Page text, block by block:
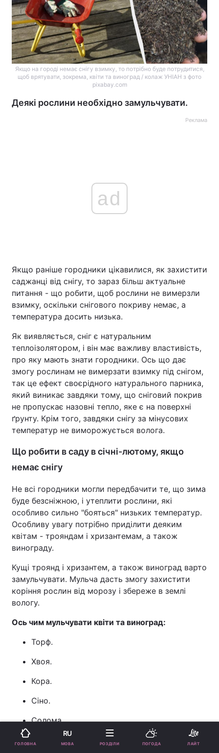
Якщо на городі немає снігу взимку, то потрібно буде потрудитися,
щоб врятувати, зокрема, квіти та виноград / колаж УНІАН з фото
pixabay.com
Деякі рослини необхідно замульчувати.
Реклама
ad
Якщо раніше городники цікавилися, як захистити
саджанці від снігу, то зараз більш актуальне
питання - що робити, щоб рослини не вимерзли
взимку, оскільки снігового покриву немає, а
температура досить низька.
Як виявляється, сніг є натуральним
теплоізолятором, і він має важливу властивість,
про яку мають знати городники. Ось що дає
змогу рослинам не вимерзати взимку під снігом,
так це ефект своєрідного натурального парника,
який виникає завдяки тому, що сніговий покрив
не пропускає назовні тепло, яке є на поверхні
ґрунту. Крім того, завдяки снігу за мінусових
температур не виморожується волога.
Що робити в саду в січні-лютому, якщо
немає снігу
Не всі городники могли передбачити те, що зима
буде безсніжною, і утеплити рослини, які
особливо сильно "бояться" низьких температур.
Особливу увагу потрібно приділити деяким
квітам - трояндам і хризантемам, а також
винограду.
Кущі троянд і хризантем, а також виноград варто
замульчувати. Мульча дасть змогу захистити
коріння рослин від морозу і збереже в землі
вологу.
Ось чим мульчувати квіти та виноград:
Торф.
Хвоя.
Кора.
Сіно.
Солома.
Для мульчі експерти радять використовувати
ГОЛОВНА
RU
МОВА РОЗДІЛИ ПОГОДА ЛАЙТ